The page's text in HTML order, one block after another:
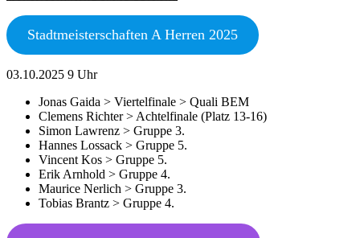
Stadtmeisterschaften A Herren 2025
03.10.2025 9 Uhr
Jonas Gaida > Viertelfinale > Quali BEM
Clemens Richter > Achtelfinale (Platz 13-16)
Simon Lawrenz > Gruppe 3.
Hannes Lossack > Gruppe 5.
Vincent Kos > Gruppe 5.
Erik Arnhold > Gruppe 4.
Maurice Nerlich > Gruppe 3.
Tobias Brantz > Gruppe 4.